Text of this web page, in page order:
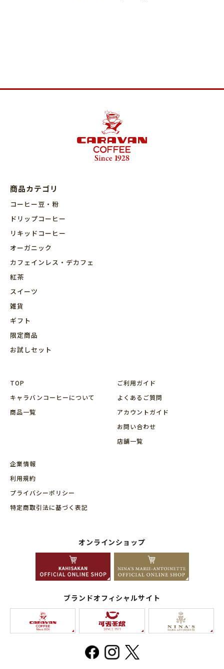
商品カテゴリ
コーヒー豆・粉
ドリップコーヒー
リキッドコーヒー
オーガニック
カフェインレス・デカフェ
紅茶
スイーツ
雑貨
ギフト
限定商品
お試しセット
TOP
キャラバンコーヒーについて
商品⼀覧
ご利用ガイド
よくあるご質問
アカウントガイド
お問い合わせ
店舗⼀覧
企業情報
利用規約
プライバシーポリシー
特定商取引法に基づく表記
オンラインショップ
ブランドオフィシャルサイト